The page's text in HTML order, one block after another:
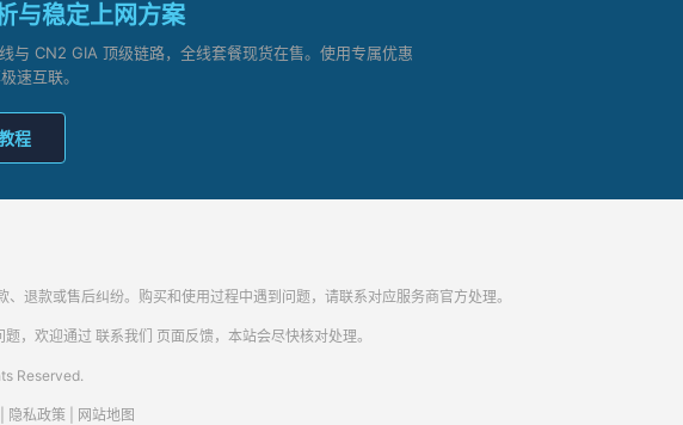
与稳定上网方案
与 CN2 GIA 顶级链路，全线套餐现货在售。使用专属优惠
速互联。
程
退款或售后纠纷。购买和使用过程中遇到问题，请联系对应服务商官方处理。
题，欢迎通过 联系我们 页面反馈，本站会尽快核对处理。
Reserved.
隐私政策 网站地图